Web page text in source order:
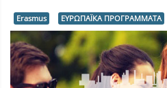
Erasmus ΕΥΡΩΠΑΪΚΑ ΠΡΟΓΡΑΜΜΑΤΑ